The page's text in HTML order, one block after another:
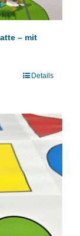
– mit
Details